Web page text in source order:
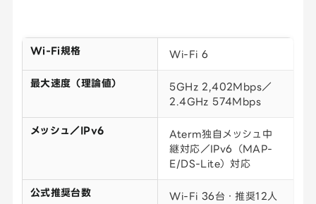
Wi-Fi規格 Wi-Fi 6
最大速度（理論値）
5GHz 2,402Mbps／
2.4GHz 574Mbps
メッシュ／IPv6
Aterm独自メッシュ中
継対応／IPv6（MAP-
E/DS-Lite）対応
公式推奨台数
Wi-Fi 36台・推奨12人